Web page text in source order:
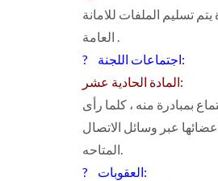
تسليم الملفات للامانة
العامة .
? اجتماعات اللجنة:
المادة الحادية عشر:
بمبادرة منه ، كلما رأى
عبر وسائل الاتصال
المتاحه.
? العقوبات: